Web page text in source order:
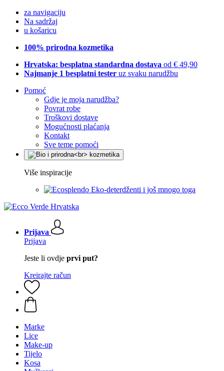
za navigaciju
Na sadržaj
u košaricu
100% prirodna kozmetika
Hrvatska: besplatna standardna dostava od € 49,90
Najmanje 1 besplatni tester uz svaku narudžbu
Pomoć
Gdje je moja narudžba?
Povrat robe
Troškovi dostave
Mogućnosti plaćanja
Kontakt
Sve teme pomoći
Više inspiracije
Eko-deterdženti i još mnogo toga
Prijava
Prijava
Jeste li ovdje prvi put?
Kreirajte račun
Marke
Lice
Make-up
Tijelo
Kosa